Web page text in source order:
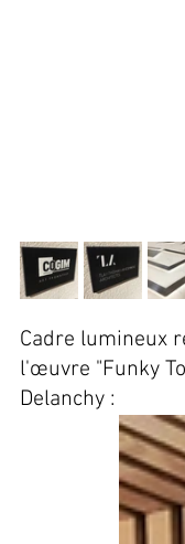
Cadre lumineux
l'œuvre "Funky
Delanchy :